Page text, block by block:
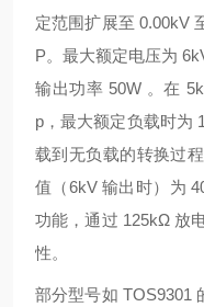
定范围扩展至 0.00kV
P。最大额定电压为
输出功率 50W 。在
p，最大额定负载时为
载到无负载的转换过
值（6kV 输出时）为
功能，通过 125kΩ 放
性。
部分型号如 TOS9301